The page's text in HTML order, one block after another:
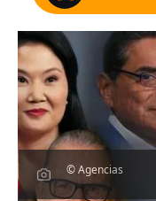
© Agencias